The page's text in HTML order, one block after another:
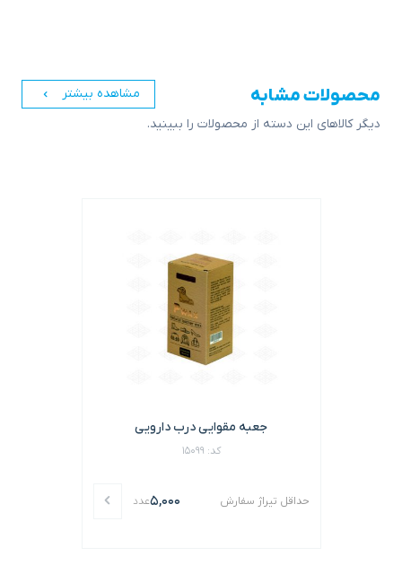
محصولات مشابه
دیگر کالاهای این دسته از محصولات را ببینید.
مشاهده بیشتر
جعبه مقوایی درب دارویی
کد: 15099
حداقل تیراژ سفارش 5,000عدد